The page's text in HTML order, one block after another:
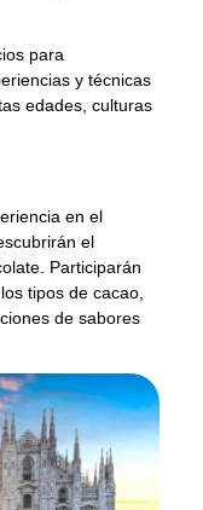
para
y técnicas
edades, culturas
en el
el
Participarán
tipos de cacao,
de sabores